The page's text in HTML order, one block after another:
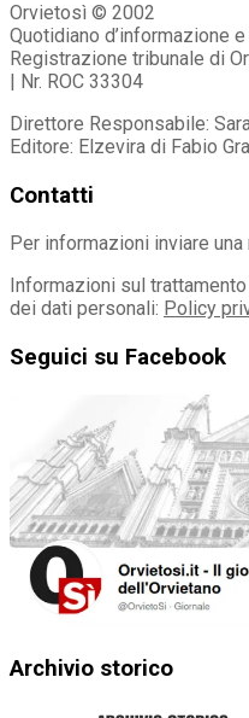
Orvietosì © 2002
Quotidiano d’informazione e
Registrazione tribunale di
| Nr. ROC 33304
Direttore Responsabile:
Editore: Elzevira di Fabio
Contatti
Per informazioni inviare
Informazioni sul trattamento
dei dati personali: Policy
Seguici su Facebook
Archivio storico